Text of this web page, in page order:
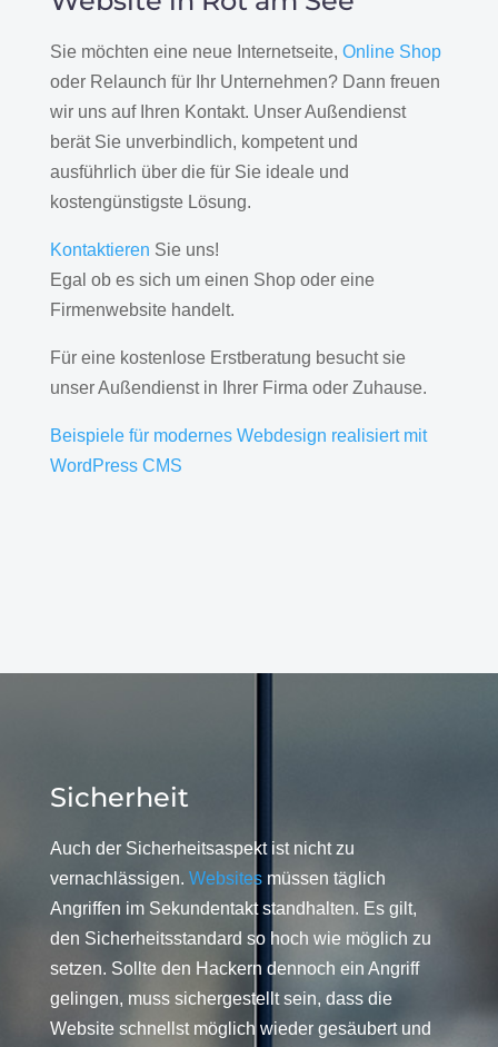
Sie möchten eine neue Internetseite, Online Shop
oder Relaunch für Ihr Unternehmen? Dann freuen
wir uns auf Ihren Kontakt. Unser Außendienst
berät Sie unverbindlich, kompetent und
ausführlich über die für Sie ideale und
kostengünstigste Lösung.
Kontaktieren Sie uns!
Egal ob es sich um einen Shop oder eine
Firmenwebsite handelt.
Für eine kostenlose Erstberatung besucht sie
unser Außendienst in Ihrer Firma oder Zuhause.
Beispiele für modernes Webdesign realisiert mit
WordPress CMS
Sicherheit
Auch der Sicherheitsaspekt ist nicht zu
vernachlässigen. Websitesmüssen täglich
Angriffen im Sekundentakt standhalten. Es gilt,
den Sicherheitsstandard so hoch wie möglich zu
setzen. Sollte den Hackern dennoch ein Angriff
gelingen, muss sichergestellt sein, dass die
Website schnellst möglich wieder gesäubert und